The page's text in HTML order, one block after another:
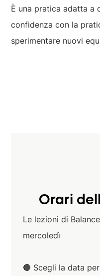
È una pratica adatta a
confidenza con la
sperimentare nuovi
Orari
Le lezioni di
mercoledì
🔴 Scegli la data